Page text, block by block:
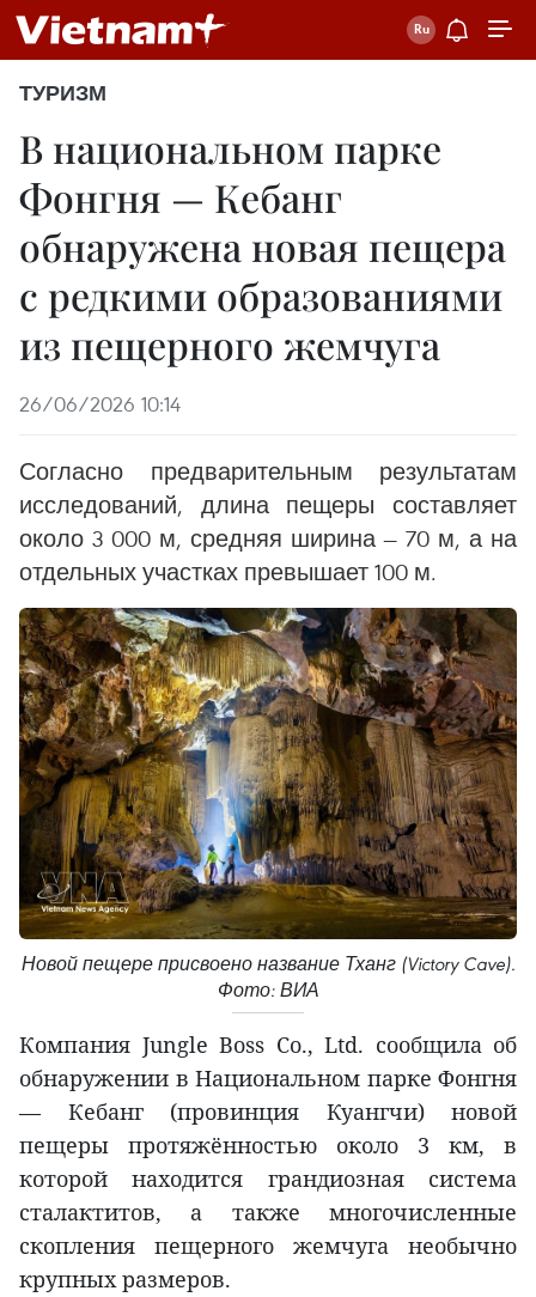
ТУРИЗМ
В национальном парке
Фонгня — Кебанг
обнаружена новая пещера
с редкими образованиями
из пещерного жемчуга
26/06/2026 10:14
Согласно предварительным результатам
исследований, длина пещеры составляет
около 3 000 м, средняя ширина — 70 м, а на
отдельных участках превышает 100 м.
Новой пещере присвоено название Тханг (Victory Cave).
Фото: ВИА
Компания Jungle Boss Co., Ltd. сообщила об
обнаружении в Национальном парке Фонгня
— Кебанг (провинция Куангчи) новой
пещеры протяжённостью около 3 км, в
которой находится грандиозная система
сталактитов, а также многочисленные
скопления пещерного жемчуга необычно
крупных размеров.